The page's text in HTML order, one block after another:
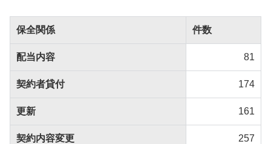
保全関係 件数
配当内容 81
契約者貸付 174
更新 161
契約内容変更 257